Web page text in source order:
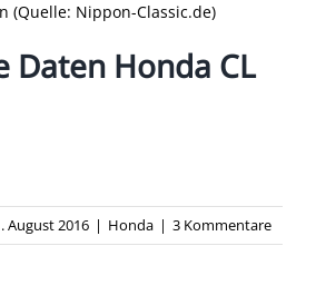
(Quelle: Nippon-Classic.de)
Daten Honda CL
August 2016 | Honda | 3 Kommentare